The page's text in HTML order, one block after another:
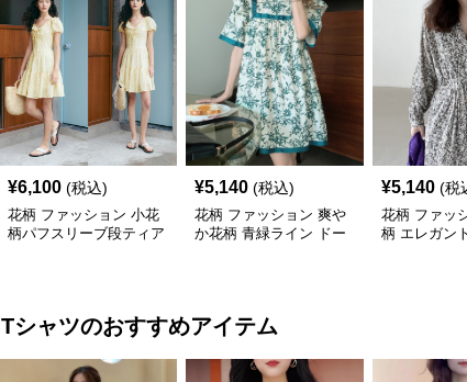
¥6,100 (税込)
花柄 ファッション 小花
柄パフスリーブ段ティア
¥5,140 (税込)
花柄 ファッション 爽や
か花柄 青緑ライン ドー
¥5,140 (税
花柄 ファッ
柄 エレガン
Tシャツのおすすめアイテム